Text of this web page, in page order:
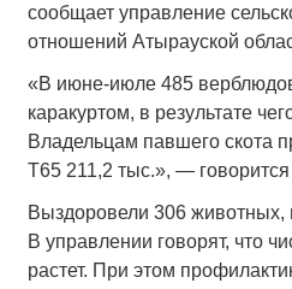
сообщает управление
отношений Атырауской
«В июне-июле 485
каракуртом, в результате
Владельцам павшего скота
Т65 211,2 тыс.», —
Выздоровели 306 животных,
В управлении говорят, что
растет. При этом